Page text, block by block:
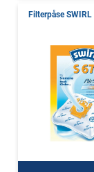
Filterpåse SWIRL